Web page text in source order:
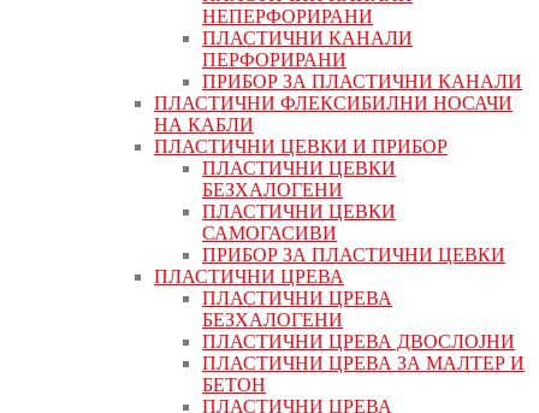
НЕПЕРФОРИРАНИ
ПЛАСТИЧНИ КАНАЛИ
ПЕРФОРИРАНИ
ПРИБОР ЗА ПЛАСТИЧНИ КАНАЛИ
ПЛАСТИЧНИ ФЛЕКСИБИЛНИ НОСАЧИ
НА КАБЛИ
ПЛАСТИЧНИ ЦЕВКИ И ПРИБОР
ПЛАСТИЧНИ ЦЕВКИ
БЕЗХАЛОГЕНИ
ПЛАСТИЧНИ ЦЕВКИ
САМОГАСИВИ
ПРИБОР ЗА ПЛАСТИЧНИ ЦЕВКИ
ПЛАСТИЧНИ ЦРЕВА
ПЛАСТИЧНИ ЦРЕВА
БЕЗХАЛОГЕНИ
ПЛАСТИЧНИ ЦРЕВА ДВОСЛОЈНИ
ПЛАСТИЧНИ ЦРЕВА ЗА МАЛТЕР И
БЕТОН
ПЛАСТИЧНИ ЦРЕВА